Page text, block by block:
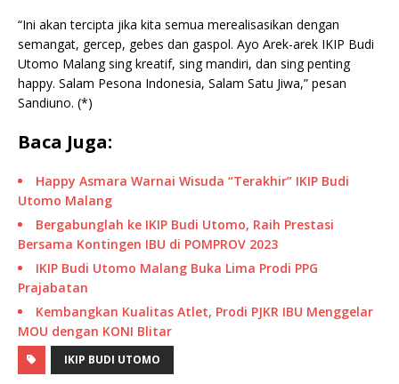
“Ini akan tercipta jika kita semua merealisasikan dengan
semangat, gercep, gebes dan gaspol. Ayo Arek-arek IKIP Budi
Utomo Malang sing kreatif, sing mandiri, dan sing penting
happy. Salam Pesona Indonesia, Salam Satu Jiwa,” pesan
Sandiuno. (*)
Baca Juga:
Happy Asmara Warnai Wisuda “Terakhir” IKIP Budi
Utomo Malang
Bergabunglah ke IKIP Budi Utomo, Raih Prestasi
Bersama Kontingen IBU di POMPROV 2023
IKIP Budi Utomo Malang Buka Lima Prodi PPG
Prajabatan
Kembangkan Kualitas Atlet, Prodi PJKR IBU Menggelar
MOU dengan KONI Blitar
IKIP BUDI UTOMO